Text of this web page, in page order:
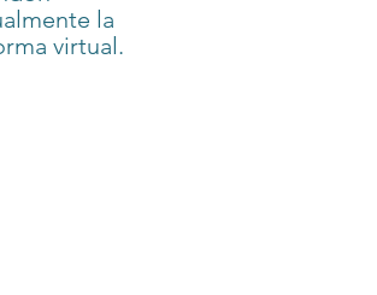
la
virtual.